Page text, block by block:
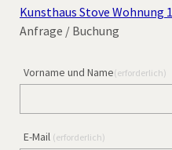
Kunsthaus Stove Wohnung 1
Anfrage / Buchung
Vorname und Name(erforderlich)
E-Mail (erforderlich)